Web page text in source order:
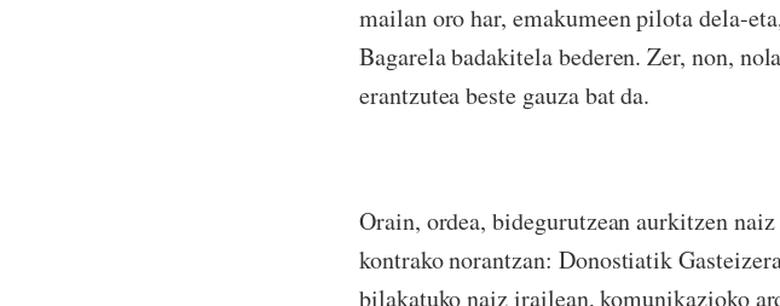
mailan oro har, emakumeen pilota dela-
Bagarela badakitela bederen. Zer, non,
erantzutea beste gauza bat da.
Orain, ordea, bidegurutzean aurkitzen
kontrako norantzan: Donostiatik
bilakatuko naiz irailean, komunikazioko